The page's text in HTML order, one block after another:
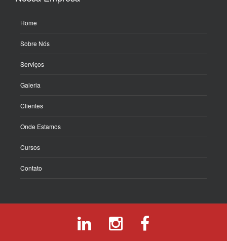
Home
Sobre Nós
Serviços
Galeria
Clientes
Onde Estamos
Cursos
Contato